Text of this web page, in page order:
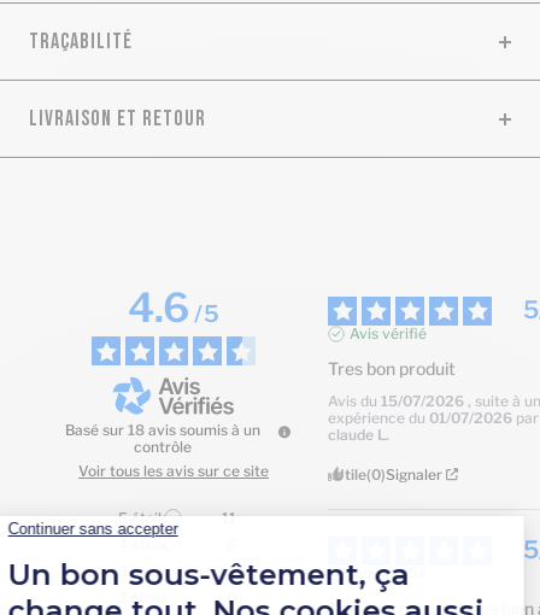
TRAÇABILITÉ
LIVRAISON ET RETOUR
4.6/5
Basé sur 18 avis soumis à un
contrôle
Voir tous les avis sur ce site
5 étoiles
11
3étoiles
1
étoiles 0
5
Avis vérifié
Tres bon produit
Avis du 15/07/2026 , suite à
expérience du 01/07/2026
claude L.
Utile(0)Signaler
5
Avis vérifié
Très bon produit tiens bien